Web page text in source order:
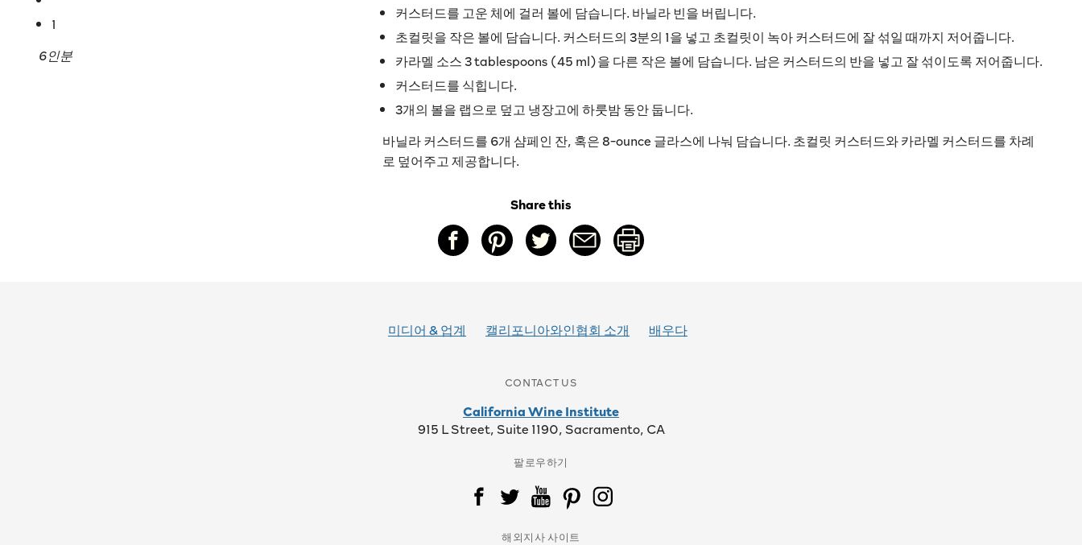
1
6인분
커스터드를 고운 체에 걸러 볼에 담습니다. 바닐라 빈을 버립니다.
초컬릿을 작은 볼에 담습니다. 커스터드의 3분의 1을 넣고 초컬릿이 녹아 커스터드에 잘 섞일 때까지 저어줍니다.
카라멜 소스 3 tablespoons (45 ml)을 다른 작은 볼에 담습니다. 남은 커스터드의 반을 넣고 잘 섞이도록 저어줍니다.
커스터드를 식힙니다.
3개의 볼을 랩으로 덮고 냉장고에 하룻밤 동안 둡니다.
바닐라 커스터드를 6개 샴페인 잔, 혹은 8-ounce 글라스에 나눠 담습니다. 초컬릿 커스터드와 카라멜 커스터드를 차례
로 덮어주고 제공합니다.
Share this
미디어 & 업계 캘리포니아와인협회 소개 배우다
CONTACT US
California Wine Institute
915 L Street, Suite 1190, Sacramento, CA
팔로우하기
해외지사 사이트